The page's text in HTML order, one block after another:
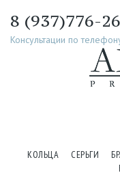
8 (937)776-
Консультации по
КОЛЬЦА СЕРЬГИ